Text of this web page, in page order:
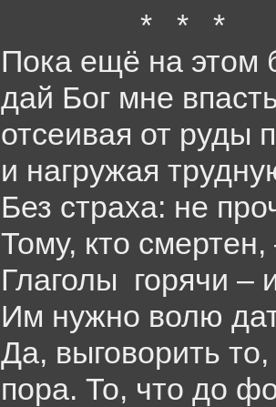
* * *
Пока ещё на этом
дай Бог мне
отсеивая от руды
и нагружая
Без страха: не
Тому, кто смертен,
Глаголы горячи –
Им нужно волю
Да, выговорить
пора. То, что до